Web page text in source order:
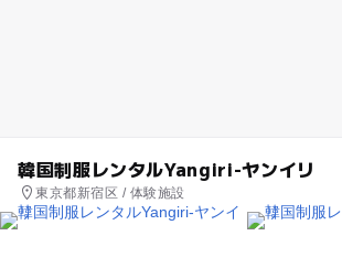
韓国制服レンタルYangiri-ヤンイリ
東京都新宿区 / 体験施設